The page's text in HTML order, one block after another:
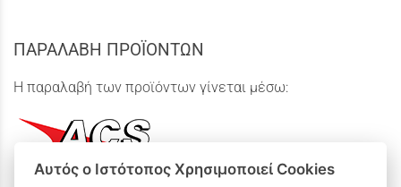
ΠΑΡΑΛΑΒΗ ΠΡΟΪΟΝΤΩΝ
Η παραλαβή των προϊόντων γίνεται μέσω:
Αυτός ο Ιστότοπος Χρησιμοποιεί Cookies